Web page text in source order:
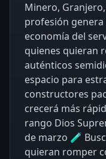
Minero,
profesión
economía del
quienes quieran
auténticos
espacio para
constructores
crecerá más
rango Dios
de marzo 🧪
quieran romper